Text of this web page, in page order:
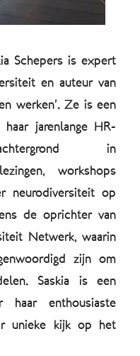
Schepers is expert
en auteur van
werken’. Ze is een
jarenlange HR-
in
workshops
neurodiversiteit op
de oprichter van
Netwerk, waarin
zijn om
Saskia is een
haar enthousiaste
unieke kijk op het